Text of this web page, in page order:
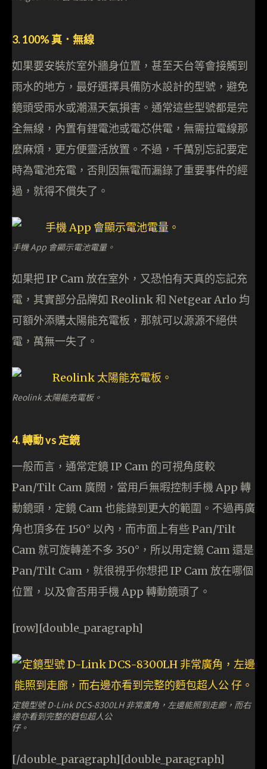
3. 100% 真．無線
如果要安裝於室外牆身位置，甚至天台等會接觸到
雨水的地方，最好選擇具備防水設計的型號，避免
鏡頭受雨水或潮濕天氣損害。通常這些型號都是完
全無線，內置有鋰電池或電芯供電，無需拉電線那
麼麻煩，更方便靈活放置。不過，千萬別忘記要定
時為電池充電，否則因無電而漏錄了重要事件的經
過，就得不償失了。
手機 App 會顯示電池電量。
如果把 IP Cam 放在室外，又恐怕有天真的忘記充
電，其實部分品牌如 Reolink 和 Netgear Arlo 均
可額外添購太陽能充電板，那就可以源源不絕供
電，萬無一失了。
Reolink 太陽能充電板。
4. 轉動 vs 定鏡
一般而言，通常定鏡 IP Cam 的可視角度較
Pan/Tilt Cam 廣闊，當用戶無暇控制手機 App 轉
動鏡頭，定鏡 Cam 也能錄到更大的範圍。不過再廣
角也頂多在 150° 以內，而市面上有些 Pan/Tilt
Cam 就可旋轉差不多 350°，所以用定鏡 Cam 還是
Pan/Tilt Cam，就很視乎你想把 IP Cam 放在哪個
位置，以及會否用手機 App 轉動鏡頭了。
[row][double_paragraph]
定鏡型號 D-Link DCS-8300LH 非常廣角，左邊能照到走廊，而右
邊亦看到完整的麪包超人公
仔。
[/double_paragraph][double_paragraph]